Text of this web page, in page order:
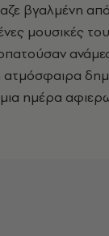
βγαλμένη από
μουσικές
ατμόσφαιρα
μια ημέρα